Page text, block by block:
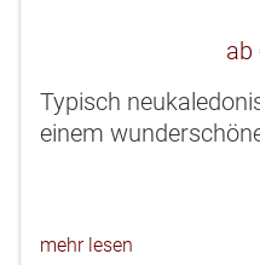
ab
Typisch
einem
mehr lesen